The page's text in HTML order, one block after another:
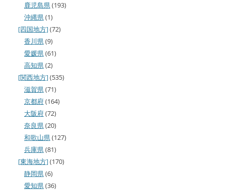
鹿児島県(193)
沖縄県(1)
[四国地方](72)
香川県(9)
愛媛県(61)
高知県(2)
[関西地方](535)
滋賀県(71)
京都府(164)
大阪府(72)
奈良県(20)
和歌山県(127)
兵庫県(81)
[東海地方](170)
静岡県(6)
愛知県(36)